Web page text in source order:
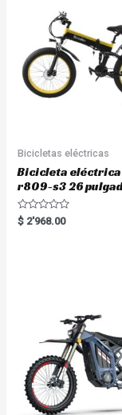
Bicicletas eléctricas
Bicicleta eléctrica
r809-s3 26
R
a
$ 2'968.00